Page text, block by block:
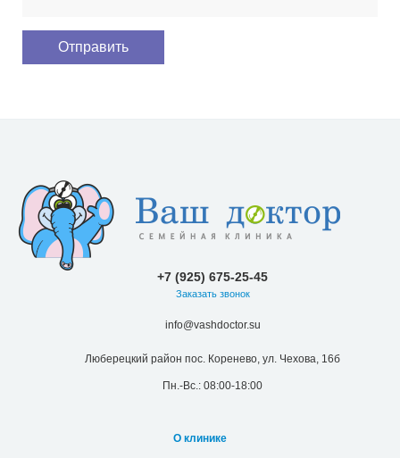
+7 (925) 675-25-45
Заказать звонок
info@vashdoctor.su
Люберецкий район пос. Коренево, ул. Чехова, 16б
Пн.-Вс.: 08:00-18:00
О клинике